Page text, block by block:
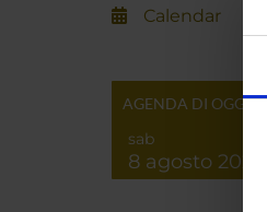
Calendar
AGENDA DI OGGI
sab
8 agosto 2026